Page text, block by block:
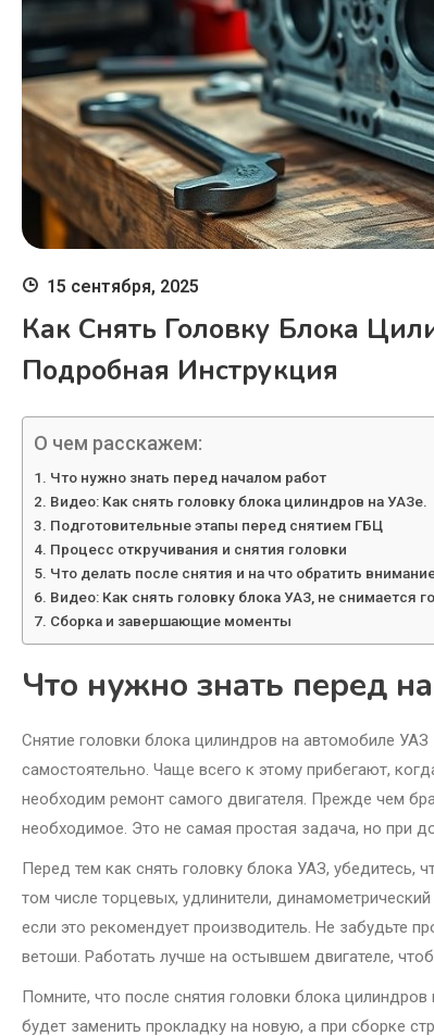
15 сентября, 2025
Как Снять Головку Блока
Подробная Инструкция
О чем расскажем:
Что нужно знать перед началом работ
Видео: Как снять головку блока цилиндров на УАЗе.
Подготовительные этапы перед снятием ГБЦ
Процесс откручивания и снятия головки
Что делать после снятия и на что обратить
Видео: Как снять головку блока УАЗ, не снимается
Сборка и завершающие моменты
Что нужно знать перед
Снятие головки блока цилиндров на автомобиле
самостоятельно. Чаще всего к этому прибегают,
необходим ремонт самого двигателя. Прежде чем
необходимое. Это не самая простая задача, но при
Перед тем как снять головку блока УАЗ, убедитесь,
том числе торцевых, удлинители,
если это рекомендует производитель. Не забудьте
ветоши. Работать лучше на остывшем двигателе,
Помните, что после снятия головки блока
будет заменить прокладку на новую, а при сборке